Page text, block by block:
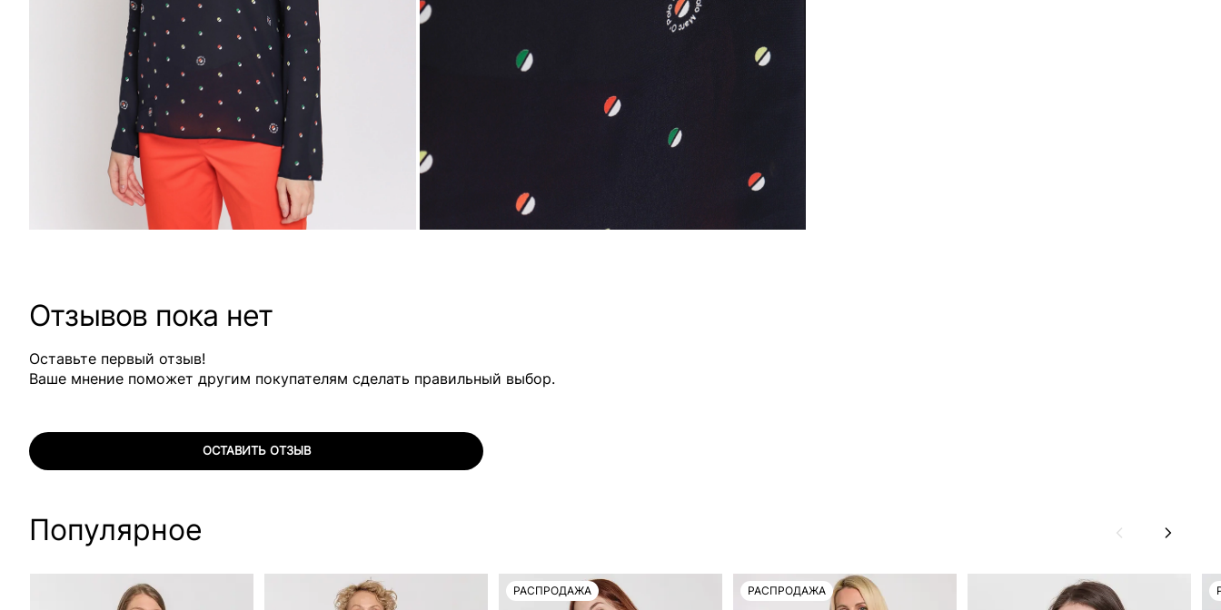
Отзывов пока нет
Оставьте первый отзыв!
Ваше мнение поможет другим покупателям сделать правильный выбор.
ОСТАВИТЬ ОТЗЫВ
Популярное
РАСПРОДАЖА РАСПРОДАЖА